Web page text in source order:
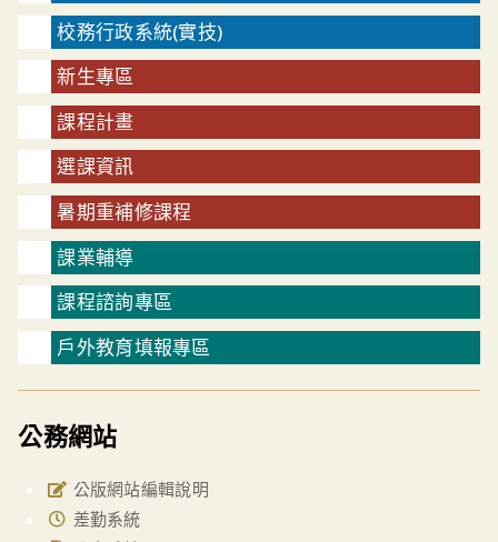
校務行政系統(實技)
新生專區
課程計畫
選課資訊
暑期重補修課程
課業輔導
課程諮詢專區
戶外教育填報專區
公務網站
公版網站編輯說明
差勤系統